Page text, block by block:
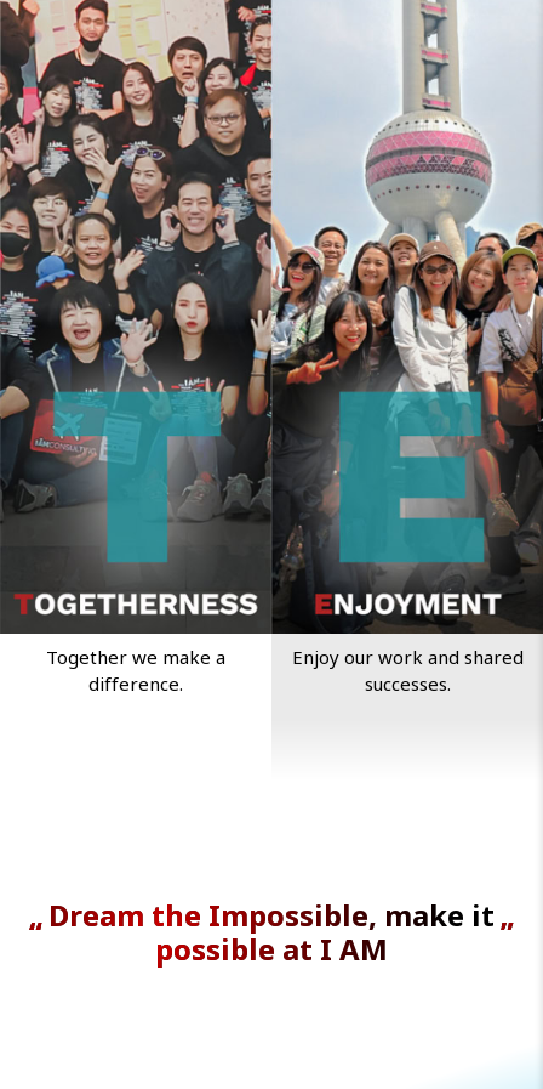
Together we make a
difference.
Enjoy our work and shared
successes.
“Dream the Impossible, make it
possible at I AM ”